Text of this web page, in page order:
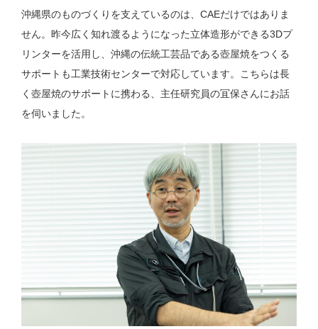
沖縄県のものづくりを支えているのは、CAEだけではありま
せん。昨今広く知れ渡るようになった立体造形ができる3Dプ
リンターを活用し、沖縄の伝統工芸品である壺屋焼をつくる
サポートも工業技術センターで対応しています。こちらは長
く壺屋焼のサポートに携わる、主任研究員の冝保さんにお話
を伺いました。